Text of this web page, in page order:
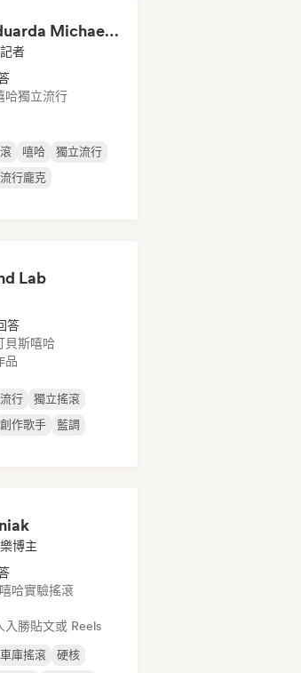
Maria Eduarda Michael | Red Behavior
者
哈獨立流行
嘻哈
獨立流行
流行龐克
Lab
答
貝斯嘻哈
品
行
獨立搖滾
創作歌手 藍調
博主
哈實驗搖滾
勝貼文或 Reels
車庫搖滾 硬核